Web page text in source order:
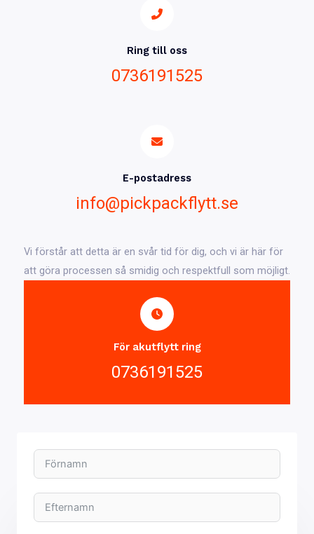
Ring till oss
0736191525
E-postadress
info@pickpackflytt.se
Vi förstår att detta är en svår tid för dig, och vi är här för
att göra processen så smidig och respektfull som möjligt.
För akutflytt ring
0736191525